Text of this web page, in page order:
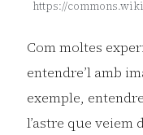
https://
Com moltes
entendre’l amb
exemple,
l’astre que veiem